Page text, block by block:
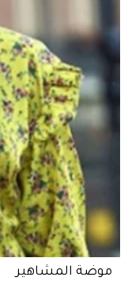
موضة المشاهير